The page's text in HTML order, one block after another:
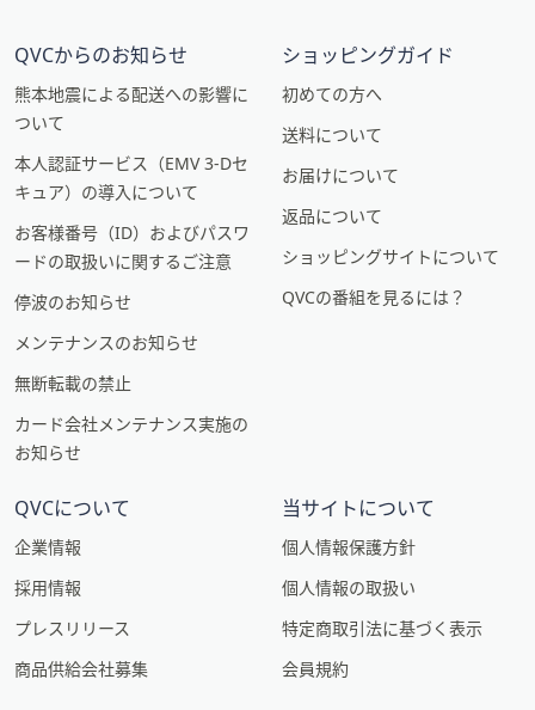
QVCからのお知らせ
熊本地震による配送への影響に
ついて
本人認証サービス（EMV 3-Dセ
キュア）の導入について
お客様番号（ID）およびパスワ
ードの取扱いに関するご注意
停波のお知らせ
メンテナンスのお知らせ
無断転載の禁止
カード会社メンテナンス実施の
お知らせ
ショッピングガイド
初めての方へ
送料について
お届けについて
返品について
ショッピングサイトについて
QVCの番組を見るには？
QVCについて
企業情報
採用情報
プレスリリース
商品供給会社募集
当サイトについて
個人情報保護方針
個人情報の取扱い
特定商取引法に基づく表示
会員規約